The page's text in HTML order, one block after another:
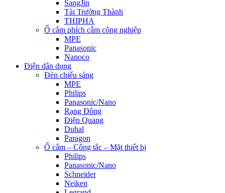
SangJin
Tài Trường Thành
THIPHA
Ổ cắm phích cắm công nghiệp
MPE
Panasonic
Nanoco
Điện dân dụng
Đèn chiếu sáng
MPE
Philips
Panasonic/Nano
Rạng Đông
Điện Quang
Duhal
Paragon
Ổ cắm – Công tắc – Mặt thiết bị
Philips
Panasonic/Nano
Schneider
Neiken